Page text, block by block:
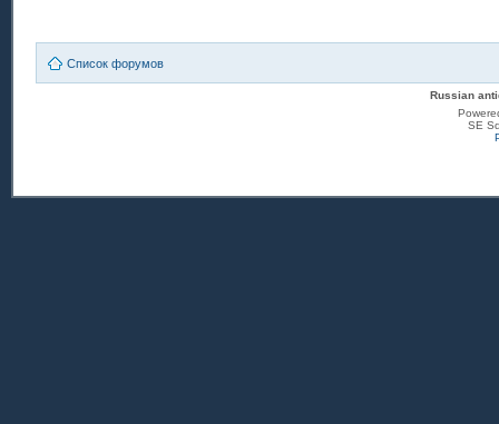
Список форумов
Russian
SE